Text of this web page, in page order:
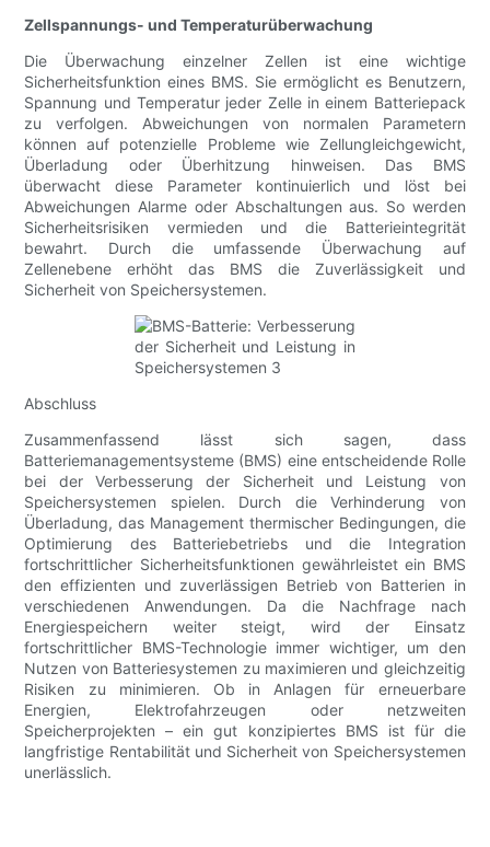
Zellspannungs- und Temperaturüberwachung
Die Überwachung einzelner Zellen ist eine wichtige
Sicherheitsfunktion eines BMS. Sie ermöglicht es Benutzern,
Spannung und Temperatur jeder Zelle in einem Batteriepack
zu verfolgen. Abweichungen von normalen Parametern
können auf potenzielle Probleme wie Zellungleichgewicht,
Überladung oder Überhitzung hinweisen. Das BMS
überwacht diese Parameter kontinuierlich und löst bei
Abweichungen Alarme oder Abschaltungen aus. So werden
Sicherheitsrisiken vermieden und die Batterieintegrität
bewahrt. Durch die umfassende Überwachung auf
Zellenebene erhöht das BMS die Zuverlässigkeit und
Sicherheit von Speichersystemen.
Abschluss
Zusammenfassend lässt sich sagen, dass
Batteriemanagementsysteme (BMS) eine entscheidende Rolle
bei der Verbesserung der Sicherheit und Leistung von
Speichersystemen spielen. Durch die Verhinderung von
Überladung, das Management thermischer Bedingungen, die
Optimierung des Batteriebetriebs und die Integration
fortschrittlicher Sicherheitsfunktionen gewährleistet ein BMS
den effizienten und zuverlässigen Betrieb von Batterien in
verschiedenen Anwendungen. Da die Nachfrage nach
Energiespeichern weiter steigt, wird der Einsatz
fortschrittlicher BMS-Technologie immer wichtiger, um den
Nutzen von Batteriesystemen zu maximieren und gleichzeitig
Risiken zu minimieren. Ob in Anlagen für erneuerbare
Energien, Elektrofahrzeugen oder netzweiten
Speicherprojekten – ein gut konzipiertes BMS ist für die
langfristige Rentabilität und Sicherheit von Speichersystemen
unerlässlich.